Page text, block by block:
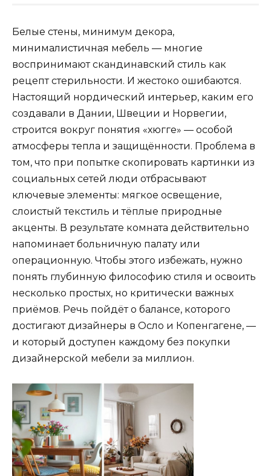
Белые стены, минимум декора,
минималистичная мебель — многие
воспринимают скандинавский стиль как
рецепт стерильности. И жестоко ошибаются.
Настоящий нордический интерьер, каким его
создавали в Дании, Швеции и Норвегии,
строится вокруг понятия «хюгге» — особой
атмосферы тепла и защищённости. Проблема в
том, что при попытке скопировать картинки из
социальных сетей люди отбрасывают
ключевые элементы: мягкое освещение,
слоистый текстиль и тёплые природные
акценты. В результате комната действительно
напоминает больничную палату или
операционную. Чтобы этого избежать, нужно
понять глубинную философию стиля и освоить
несколько простых, но критически важных
приёмов. Речь пойдёт о балансе, которого
достигают дизайнеры в Осло и Копенгагене, —
и который доступен каждому без покупки
дизайнерской мебели за миллион.